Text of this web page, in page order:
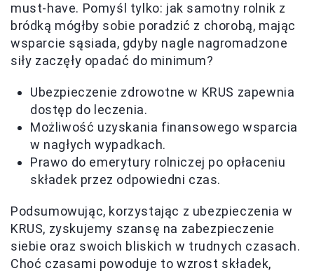
must-have. Pomyśl tylko: jak samotny rolnik z
bródką mógłby sobie poradzić z chorobą, mając
wsparcie sąsiada, gdyby nagle nagromadzone
siły zaczęły opadać do minimum?
Ubezpieczenie zdrowotne w KRUS zapewnia
dostęp do leczenia.
Możliwość uzyskania finansowego wsparcia
w nagłych wypadkach.
Prawo do emerytury rolniczej po opłaceniu
składek przez odpowiedni czas.
Podsumowując, korzystając z ubezpieczenia w
KRUS, zyskujemy szansę na zabezpieczenie
siebie oraz swoich bliskich w trudnych czasach.
Choć czasami powoduje to wzrost składek,